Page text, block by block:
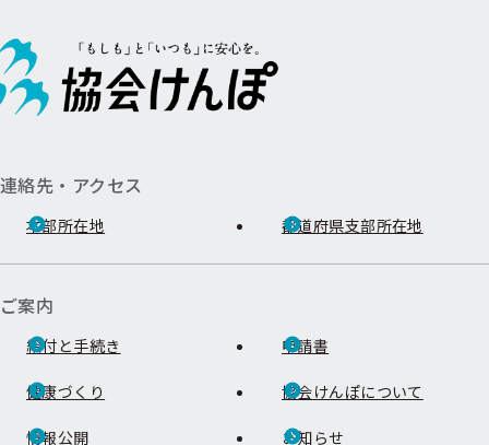
連絡先・アクセス
本部所在地 都道府県支部所在地
ご案内
給付と手続き 申請書
健康づくり 協会けんぽについて
情報公開 お知らせ